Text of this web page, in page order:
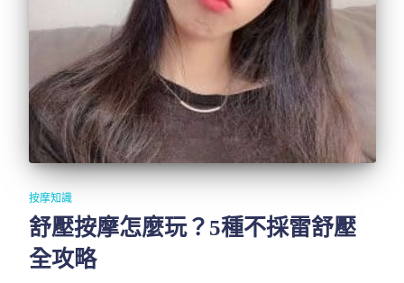
按摩知識
舒壓按摩怎麼玩？5種不採雷舒壓
全攻略